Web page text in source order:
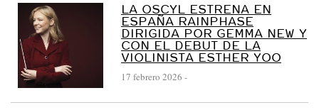
LA OSCYL ESTRENA EN
ESPAÑA RAINPHASE
DIRIGIDA POR GEMMA NEW Y
CON EL DEBUT DE LA
VIOLINISTA ESTHER YOO
17 febrero 2026 -